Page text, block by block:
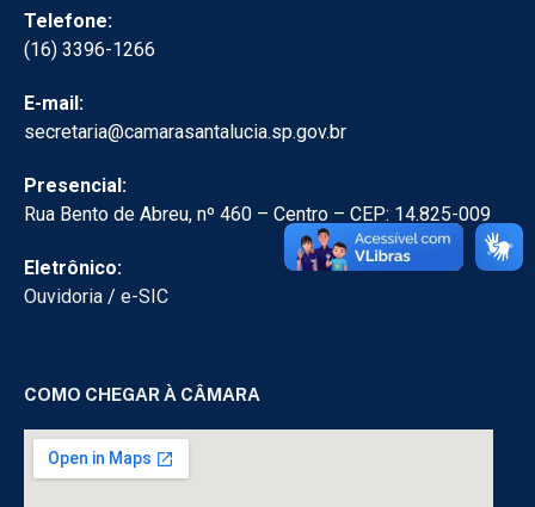
Telefone:
(16) 3396-1266
E-mail:
secretaria@camarasantalucia.sp.gov.br
Presencial:
Rua Bento de Abreu, nº 460 – Centro – CEP: 14.825-009
Eletrônico:
Ouvidoria / e-SIC
COMO CHEGAR À CÂMARA